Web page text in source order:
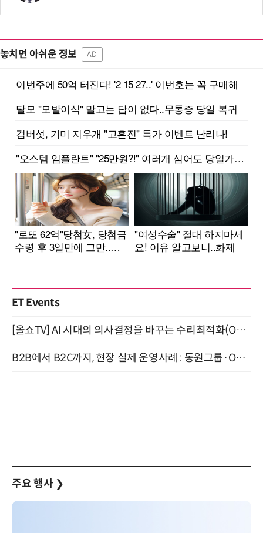
놓치면 아쉬운 정보 AD
ET Events
[올쇼TV] AI 시대의 의사결정을 바꾸는 수리최적화(Optimization) 소개 (8/20 생방송)
B2B에서 B2C까지, 현장 실제 운영사례 : 동원그룹·OCI·다이닝브랜즈그룹·당근 (8/27)
주요 행사 ❯